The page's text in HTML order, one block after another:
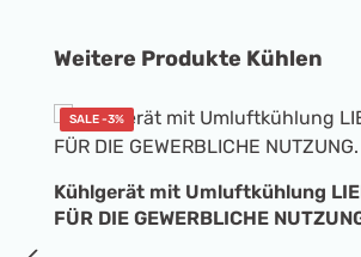
Produktgalerie überspringen
Weitere Produkte Kühlen
SALE -3%
Kühlgerät mit Umluftkühlung
FÜR DIE GEWERBLICHE